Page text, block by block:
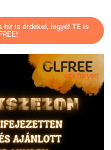
is érdekel, legyél TE is